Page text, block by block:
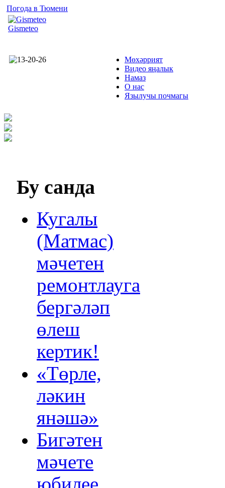
Погода в Тюмени
Gismeteo
Мөхәррият
Видео яңалык
Намаз
О нас
Язылучы почмагы
Бу санда
Кугалы
(Матмас)
мәчетен
ремонтлауга
бергәләп
өлеш
кертик!
«Төрле,
ләкин
янәшә»
Бигәтен
мәчете